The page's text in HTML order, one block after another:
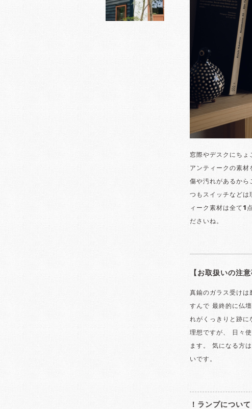
窓際やデスクにち
アンティークの素材
傷や汚れがあるから
つもスイッチなどは
ィーク素材は全て1
ださいね。
【お取扱いの注意
真鍮のガラス受けは
すんで 最終的に仏
れがくっきりと跡に
理想ですが、 日々
ます。 気になる方
いです。
！ランプについて